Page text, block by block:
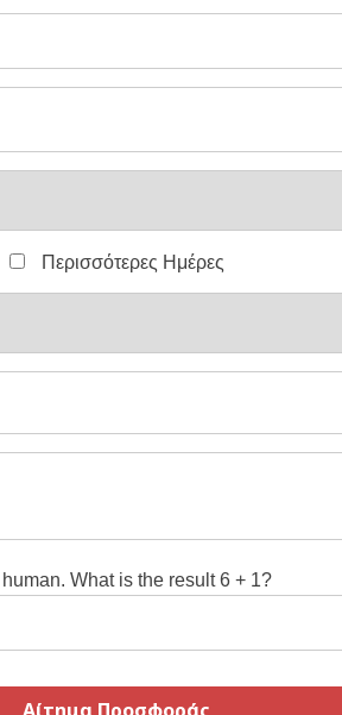
Περισσότερες Ημέρες
human. What is the result 6 + 1?